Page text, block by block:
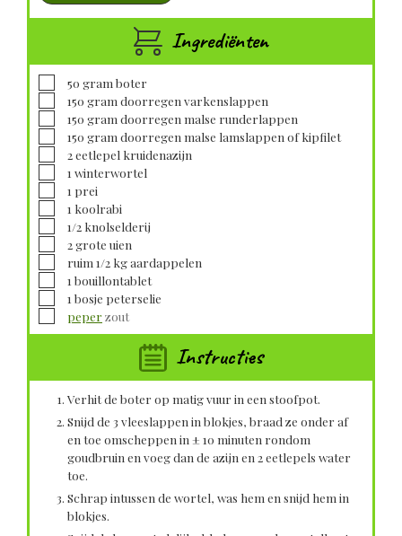
Ingrediënten
▢
50 gram boter
▢
150 gram doorregen varkenslappen
▢
150 gram doorregen malse runderlappen
▢
150 gram doorregen malse lamslappen of kipfilet
▢
2eetlepel kruidenazijn
▢1 winterwortel
▢1 prei
▢1 koolrabi
▢1/2 knolselderij
▢
2grote uien
▢
ruim 1/2 kg aardappelen
▢1 bouillontablet
▢1 bosje peterselie
▢
peperzout
Instructies
Verhit de boter op matig vuur in een stoofpot.
Snijd de 3 vleeslappen in blokjes, braad ze onder af
en toe omscheppen in ± 10 minuten rondom
goudbruin en voeg dan de azijn en 2 eetlepels water
toe.
Schrap intussen de wortel, was hem en snijd hem in
blokjes.